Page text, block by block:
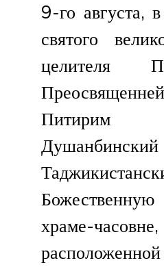
9-го августа,
святого
целителя
Питирим
храме-часовне,